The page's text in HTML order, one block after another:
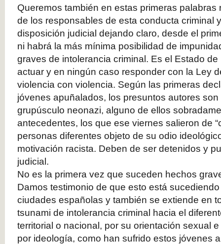
Queremos también en estas primeras palabras
de los responsables de esta conducta criminal
disposición judicial dejando claro, desde el
ni habrá la más mínima posibilidad de
graves de intolerancia criminal. Es el Estado
actuar y en ningún caso responder con la Ley
violencia con violencia. Según las primeras
jóvenes apuñalados, los presuntos autores
grupúsculo neonazi, alguno de ellos
antecedentes, los que ese viernes salieron de
personas diferentes objeto de su odio
motivación racista. Deben de ser detenidos y
judicial.
No es la primera vez que suceden hechos
Damos testimonio de que esto está
ciudades españolas y también se extiende en
tsunami de intolerancia criminal hacia el
territorial o nacional, por su orientación sexual
por ideología, como han sufrido estos jóvenes